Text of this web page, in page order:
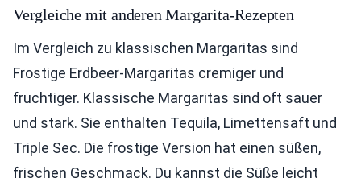
Vergleiche mit anderen Margarita-Rezepten
Im Vergleich zu klassischen Margaritas sind
Frostige Erdbeer-Margaritas cremiger und
fruchtiger. Klassische Margaritas sind oft sauer
und stark. Sie enthalten Tequila, Limettensaft und
Triple Sec. Die frostige Version hat einen süßen,
frischen Geschmack. Du kannst die Süße leicht